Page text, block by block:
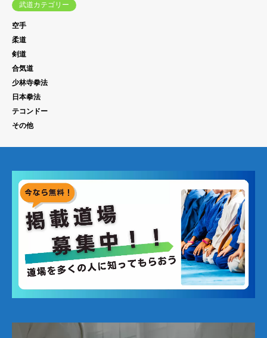
武道カテゴリー
空手
柔道
剣道
合気道
少林寺拳法
日本拳法
テコンドー
その他